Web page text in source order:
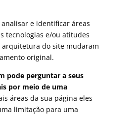
analisar e identificar áreas
tecnologias e/ou atitudes
arquitetura do site mudaram
original.
pode perguntar a seus
por meio de uma
áreas da sua página eles
limitação para uma